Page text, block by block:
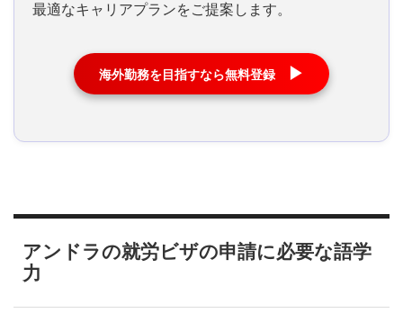
最適なキャリアプランをご提案します。
海外勤務を目指すなら無料登録 ▶
アンドラの就労ビザの申請に必要な語学
力